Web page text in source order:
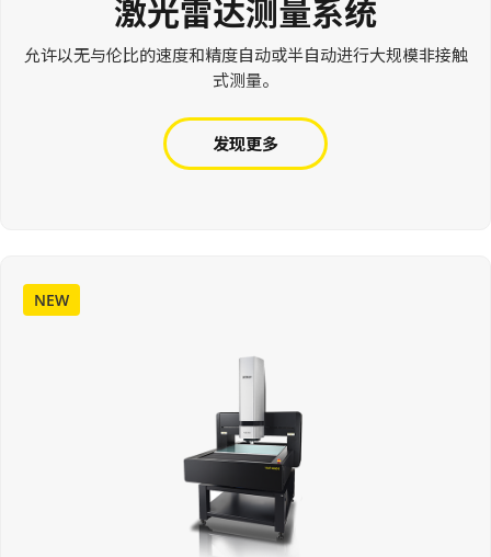
激光雷达测量系统
允许以无与伦比的速度和精度自动或半自动进行大规模非接触
式测量。
发现更多
NEW